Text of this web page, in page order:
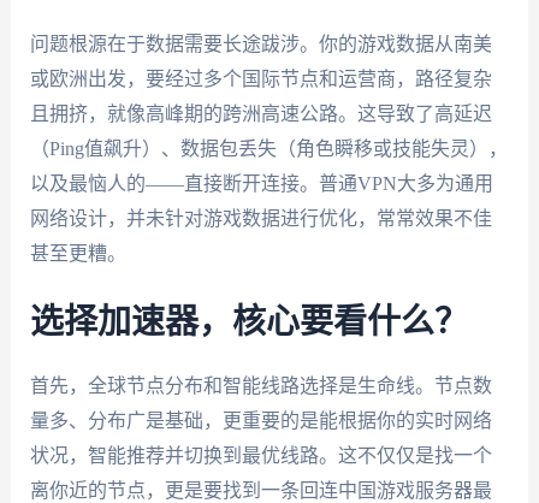
问题根源在于数据需要长途跋涉。你的游戏数据从南美
或欧洲出发，要经过多个国际节点和运营商，路径复杂
且拥挤，就像高峰期的跨洲高速公路。这导致了高延迟
（Ping值飙升）、数据包丢失（角色瞬移或技能失灵），
以及最恼人的——直接断开连接。普通VPN大多为通用
网络设计，并未针对游戏数据进行优化，常常效果不佳
甚至更糟。
选择加速器，核心要看什么？
首先，全球节点分布和智能线路选择是生命线。节点数
量多、分布广是基础，更重要的是能根据你的实时网络
状况，智能推荐并切换到最优线路。这不仅仅是找一个
离你近的节点，更是要找到一条回连中国游戏服务器最